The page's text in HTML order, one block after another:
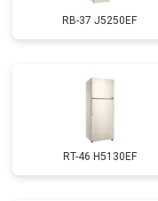
RB-37 J5250EF
RT-46 H5130EF